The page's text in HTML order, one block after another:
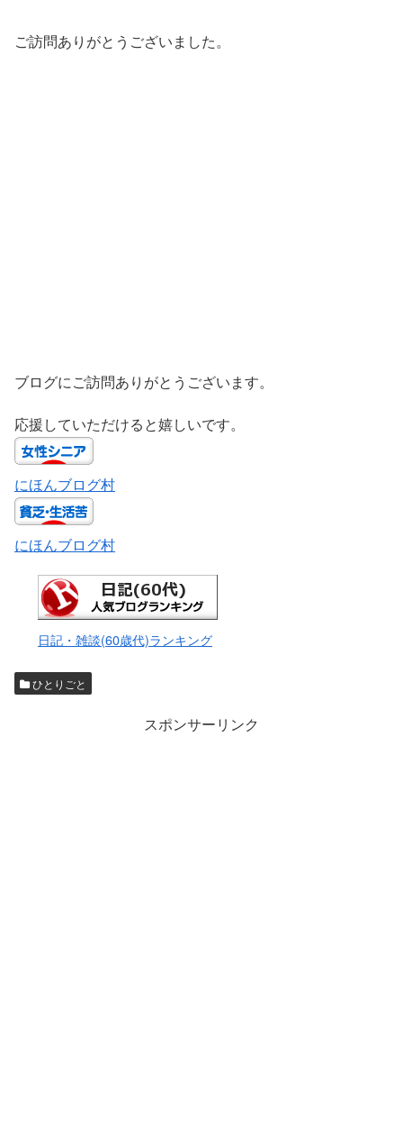
ご訪問ありがとうございました。
ブログにご訪問ありがとうございます。
応援していただけると嬉しいです。
にほんブログ村
にほんブログ村
日記・雑談(60歳代)ランキング
ひとりごと
スポンサーリンク